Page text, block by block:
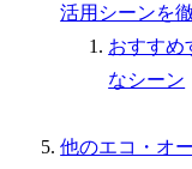
活用シーンを
おすすめ
なシーン
他のエコ・オ